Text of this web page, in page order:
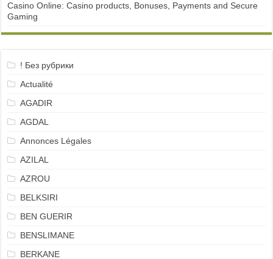
Casino Online: Casino products, Bonuses, Payments and Secure
Gaming
! Без рубрики
Actualité
AGADIR
AGDAL
Annonces Légales
AZILAL
AZROU
BELKSIRI
BEN GUERIR
BENSLIMANE
BERKANE